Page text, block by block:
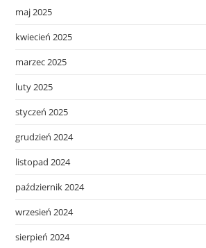
maj 2025
kwiecień 2025
marzec 2025
luty 2025
styczeń 2025
grudzień 2024
listopad 2024
październik 2024
wrzesień 2024
sierpień 2024